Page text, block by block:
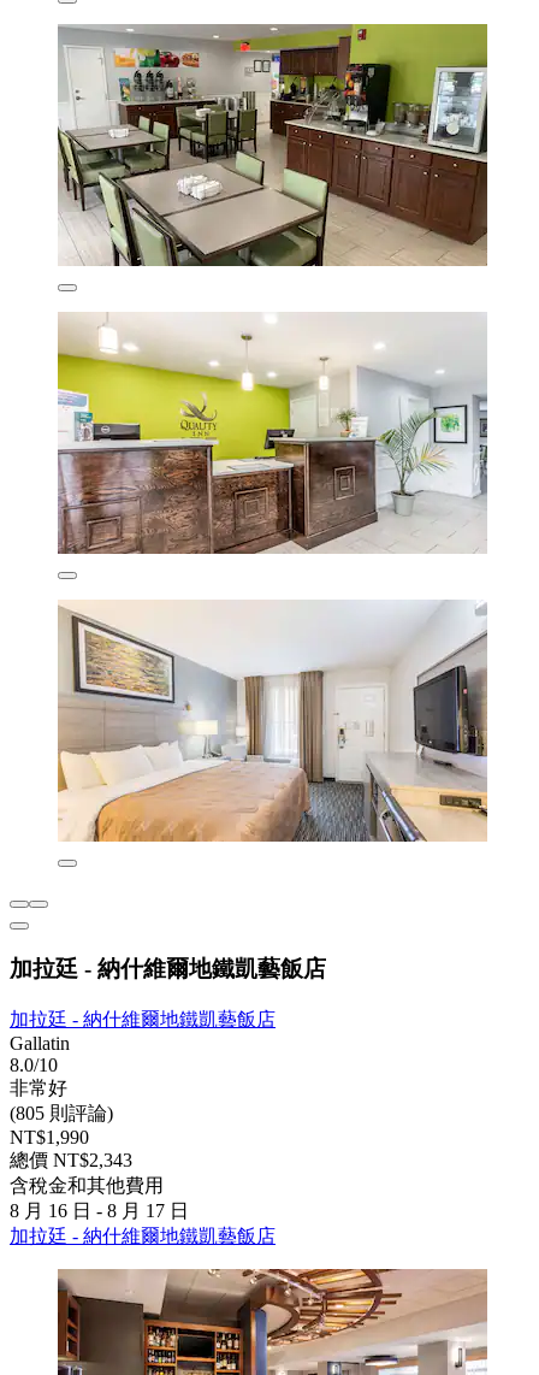
加拉廷 - 納什維爾地鐵凱藝飯店
加拉廷 - 納什維爾地鐵凱藝飯店
Gallatin
8.0/10
非常好
(805 則評論)
NT$1,990
總價 NT$2,343
含稅金和其他費用
8 月 16 日 - 8 月 17 日
加拉廷 - 納什維爾地鐵凱藝飯店